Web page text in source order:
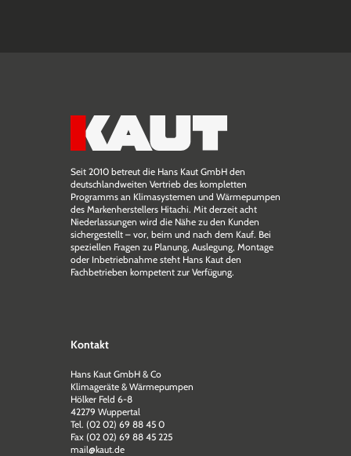
Seit 2010 betreut die Hans Kaut GmbH den
deutschlandweiten Vertrieb des kompletten
Programms an Klimasystemen und Wärmepumpen
des Markenherstellers Hitachi. Mit derzeit acht
Niederlassungen wird die Nähe zu den Kunden
sichergestellt – vor, beim und nach dem Kauf. Bei
speziellen Fragen zu Planung, Auslegung, Montage
oder Inbetriebnahme steht Hans Kaut den
Fachbetrieben kompetent zur Verfügung.
Kontakt
Hans Kaut GmbH & Co
Klimageräte & Wärmepumpen
Hölker Feld 6-8
42279 Wuppertal
Tel. (02 02) 69 88 45 0
Fax (02 02) 69 88 45 225
mail@kaut.de